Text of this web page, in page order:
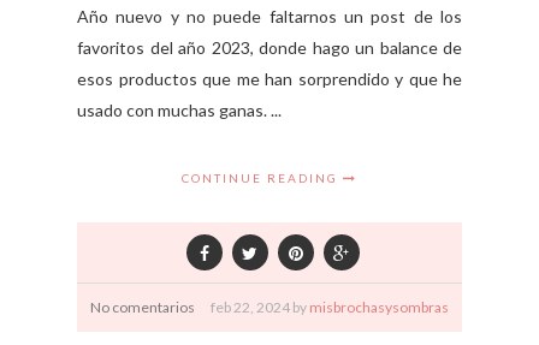
Año nuevo y no puede faltarnos un post de los
favoritos del año 2023, donde hago un balance de
esos productos que me han sorprendido y que he
usado con muchas ganas. ...
CONTINUE READING
No comentarios feb22, 2024 by misbrochasysombras